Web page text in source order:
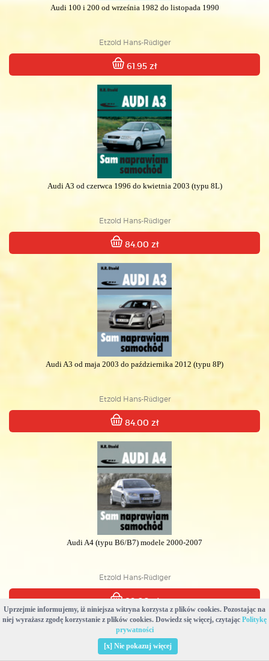
Audi 100 i 200 od września 1982 do listopada 1990
Etzold Hans-Rüdiger
61.95 zł
Audi A3 od czerwca 1996 do kwietnia 2003 (typu 8L)
Etzold Hans-Rüdiger
84.00 zł
Audi A3 od maja 2003 do października 2012 (typu 8P)
Etzold Hans-Rüdiger
84.00 zł
Audi A4 (typu B6/B7) modele 2000-2007
Etzold Hans-Rüdiger
89.00 zł
Uprzejmie informujemy, iż niniejsza witryna korzysta z plików cookies. Pozostając na
niej wyrażasz zgodę korzystanie z plików cookies. Dowiedz się więcej, czytając Politykę
prywatności
[x] Nie pokazuj więcej